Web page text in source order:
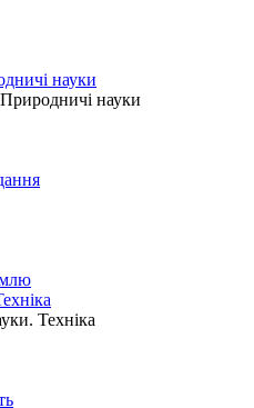
науки
науки
Техніка